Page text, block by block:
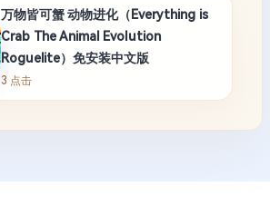
万物皆可蟹 动物进化（Everything is
Crab The Animal Evolution
Roguelite）免安装中文版
3 点击